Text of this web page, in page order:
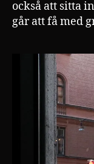
också att sitta
går att få med